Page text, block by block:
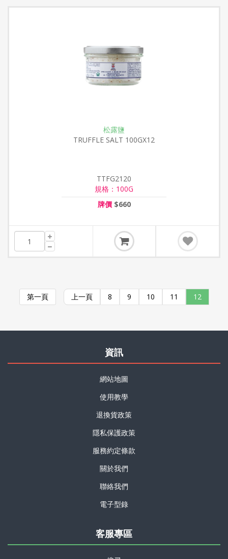
松露鹽
TRUFFLE SALT 100GX12
TTFG2120
規格：100G
牌價$660
第一頁 上一頁 8 9 10 11 12
資訊
網站地圖
使用教學
退換貨政策
隱私保護政策
服務約定條款
關於我們
聯絡我們
電子型錄
客服專區